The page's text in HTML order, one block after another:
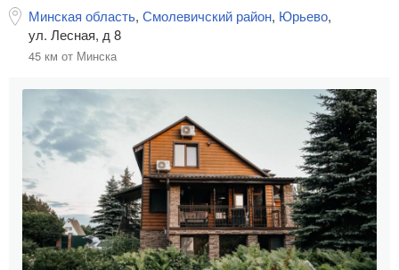
Минская область, Смолевичский район, Юрьево,
ул. Лесная, д 8
45 км от Минска